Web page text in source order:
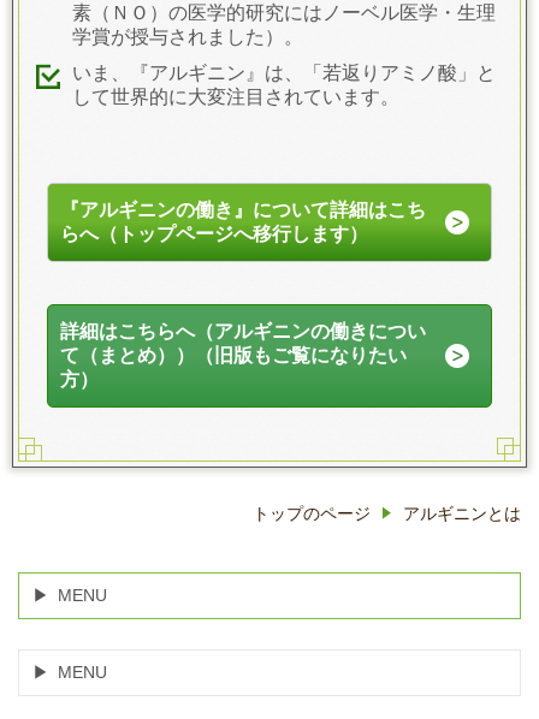
素（ＮＯ）の医学的研究にはノーベル医学・生理
学賞が授与されました）。
いま、『アルギニン』は、「若返りアミノ酸」と
して世界的に大変注目されています。
『アルギニンの働き』について詳細はこち
らへ（トップページへ移行します）
詳細はこちらへ（アルギニンの働きについ
て（まとめ））（旧版もご覧になりたい
方）
トップのページ アルギニンとは
MENU
MENU